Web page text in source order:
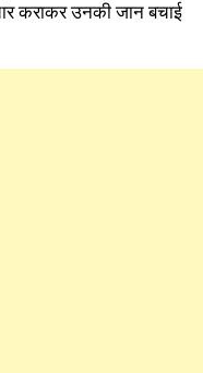
कराकर उनकी जान बचाई